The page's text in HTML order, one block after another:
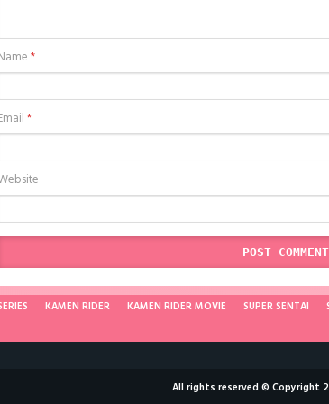
*
*
KAMEN RIDER KAMEN RIDER MOVIE SUPER SENTAI
All rights reserved © Copyright